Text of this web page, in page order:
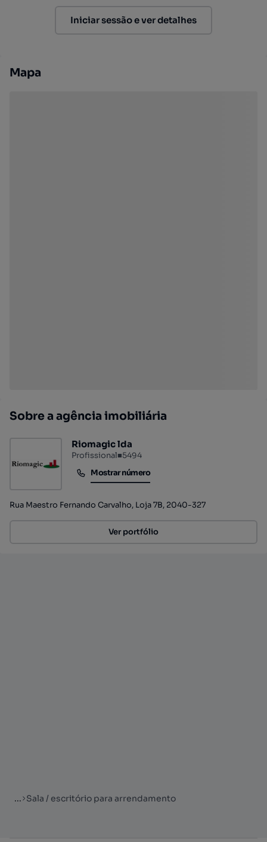
Iniciar sessão e ver detalhes
Mapa
Sobre a agência imobiliária
Riomagic lda
Profissional■5494
Mostrar número
Mostrar número
Rua Maestro Fernando Carvalho, Loja 7B, 2040-327
Ver portfólio
... Sala / escritório para arrendamento